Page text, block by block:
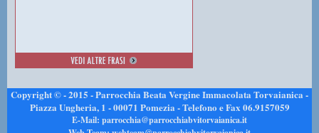
Copyright © - 2015 - Parrocchia Beata Vergine Immacolata Torvaianica -
Piazza Ungheria, 1 - 00071 Pomezia - Telefono e Fax 06.9157059
E-Mail: parrocchia@parrocchiabvitorvaianica.it